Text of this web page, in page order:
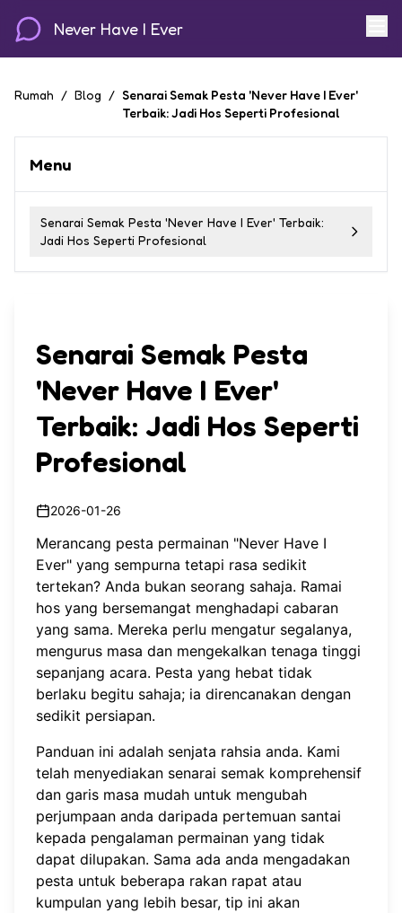
Never Have I Ever
Rumah / Blog / Senarai Semak Pesta 'Never Have I Ever'
Terbaik: Jadi Hos Seperti Profesional
Menu
Senarai Semak Pesta 'Never Have I Ever' Terbaik:
Jadi Hos Seperti Profesional
Senarai Semak Pesta
'Never Have I Ever'
Terbaik: Jadi Hos Seperti
Profesional
2026-01-26
Merancang pesta permainan "Never Have I
Ever" yang sempurna tetapi rasa sedikit
tertekan? Anda bukan seorang sahaja. Ramai
hos yang bersemangat menghadapi cabaran
yang sama. Mereka perlu mengatur segalanya,
mengurus masa dan mengekalkan tenaga tinggi
sepanjang acara. Pesta yang hebat tidak
berlaku begitu sahaja; ia direncanakan dengan
sedikit persiapan.
Panduan ini adalah senjata rahsia anda. Kami
telah menyediakan senarai semak komprehensif
dan garis masa mudah untuk mengubah
perjumpaan anda daripada pertemuan santai
kepada pengalaman permainan yang tidak
dapat dilupakan. Sama ada anda mengadakan
pesta untuk beberapa rakan rapat atau
kumpulan yang lebih besar, tip ini akan